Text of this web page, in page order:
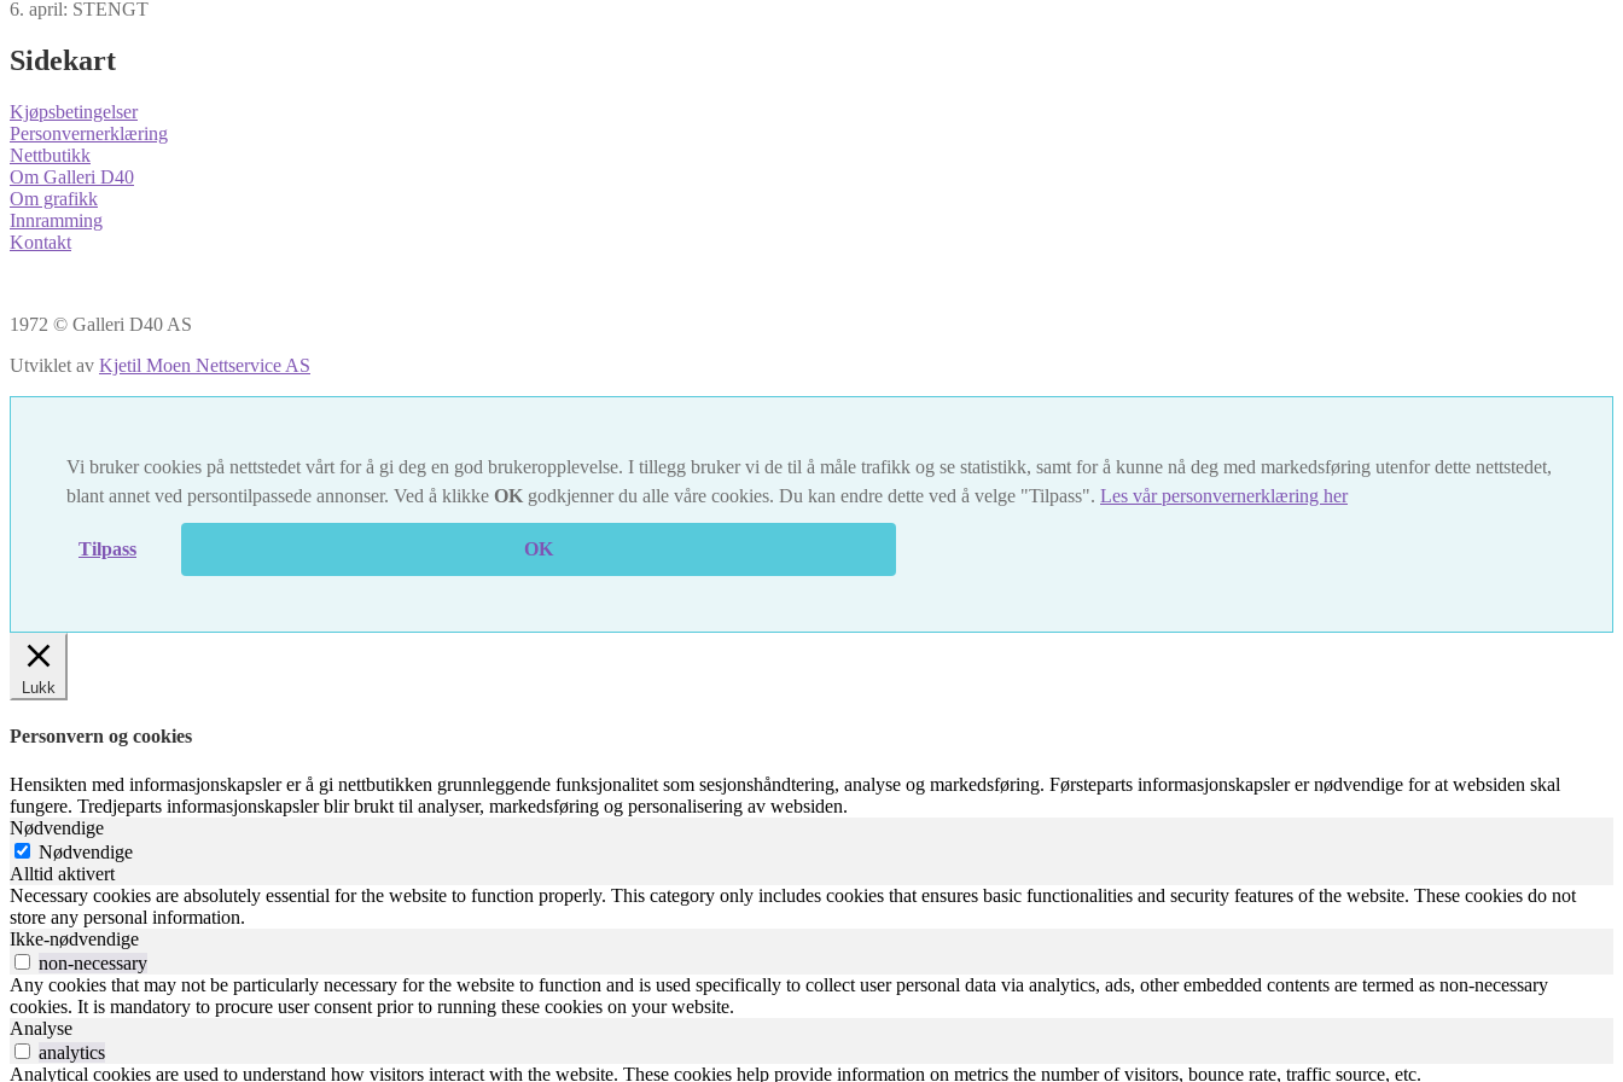
6. april: STENGT
Sidekart
Kjøpsbetingelser
Personvernerklæring
Nettbutikk
Om Galleri D40
Om grafikk
Innramming
Kontakt
1972 © Galleri D40 AS
Utviklet av Kjetil Moen Nettservice AS
Vi bruker cookies på nettstedet vårt for å gi deg en god brukeropplevelse. I tillegg bruker vi de til å måle trafikk og se statistikk, samt for å kunne nå deg med markedsføring utenfor dette nettstedet,
blant annet ved persontilpassede annonser. Ved å klikke OK godkjenner du alle våre cookies. Du kan endre dette ved å velge "Tilpass". Les vår personvernerklæring her
Tilpass OK
Lukk
Personvern og cookies
Hensikten med informasjonskapsler er å gi nettbutikken grunnleggende funksjonalitet som sesjonshåndtering, analyse og markedsføring. Førsteparts informasjonskapsler er nødvendige for at websiden skal
fungere. Tredjeparts informasjonskapsler blir brukt til analyser, markedsføring og personalisering av websiden.
Nødvendige
Nødvendige
Alltid aktivert
Necessary cookies are absolutely essential for the website to function properly. This category only includes cookies that ensures basic functionalities and security features of the website. These cookies do not
store any personal information.
Ikke-nødvendige
non-necessary
Any cookies that may not be particularly necessary for the website to function and is used specifically to collect user personal data via analytics, ads, other embedded contents are termed as non-necessary
cookies. It is mandatory to procure user consent prior to running these cookies on your website.
Analyse
analytics
Analytical cookies are used to understand how visitors interact with the website. These cookies help provide information on metrics the number of visitors, bounce rate, traffic source, etc.